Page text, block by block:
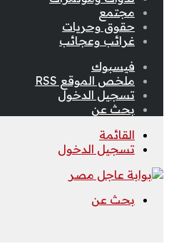
مجتمع
حقوق وحريات
غرائب وعجائب
فيسبوك
ملخص الموقع RSS
تسجيل الدخول
بحث عن
القائمة
تسجيل الدخول
بحث عن